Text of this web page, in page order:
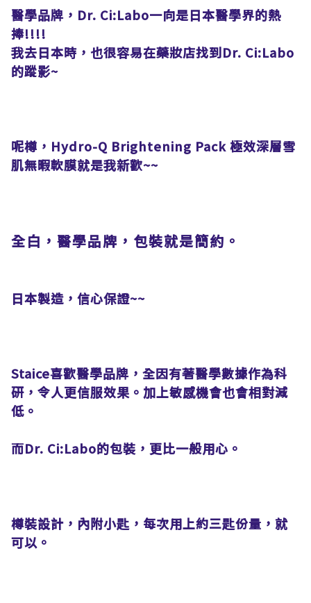
醫學品牌，Dr. Ci:Labo一向是日本醫學界的熱
捧!!!!
我去日本時，也很容易在藥妝店找到Dr. Ci:Labo
的蹤影~
呢樽，Hydro-Q Brightening Pack 極效深層雪
肌無暇軟膜就是我新歡~~
全白，醫學品牌，包裝就是簡約。
日本製造，信心保證~~
Staice喜歡醫學品牌，全因有著醫學數據作為科
研，令人更信服效果。加上敏感機會也會相對減
低。
而Dr. Ci:Labo的包裝，更比一般用心。
樽裝設計，內附小匙，每次用上約三匙份量，就
可以。